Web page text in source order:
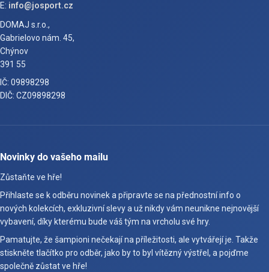
E: info@josport.cz
DOMAJ s.r.o.,
Gabrielovo nám. 45,
Chýnov
391 55
IČ: 09898298
DIČ: CZ09898298
Novinky do vašeho mailu
Zůstaňte ve hře!
Přihlaste se k odběru novinek a připravte se na přednostní info o
nových kolekcích, exkluzivní slevy a už nikdy vám neunikne nejnovější
vybavení, díky kterému bude váš tým na vrcholu své hry.
Pamatujte, že šampioni nečekají na příležitosti, ale vytvářejí je. Takže
stiskněte tlačítko pro odběr, jako by to byl vítězný výstřel, a pojďme
společně zůstat ve hře!